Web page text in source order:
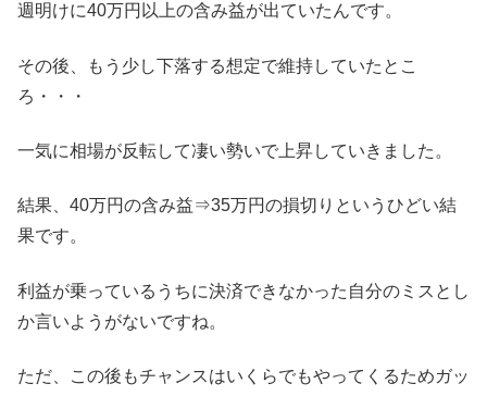
週明けに40万円以上の含み益が出ていたんです。
その後、もう少し下落する想定で維持していたとこ
ろ・・・
一気に相場が反転して凄い勢いで上昇していきました。
結果、40万円の含み益⇒35万円の損切りというひどい結
果です。
利益が乗っているうちに決済できなかった自分のミスとし
か言いようがないですね。
ただ、この後もチャンスはいくらでもやってくるためガッ